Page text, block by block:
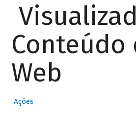
Conteúdo
Web
Ações